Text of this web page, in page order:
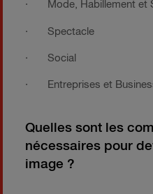
· Mode, Habillement et
· Spectacle
· Social
· Entreprises et
Quelles sont les
nécessaires pour
image ?